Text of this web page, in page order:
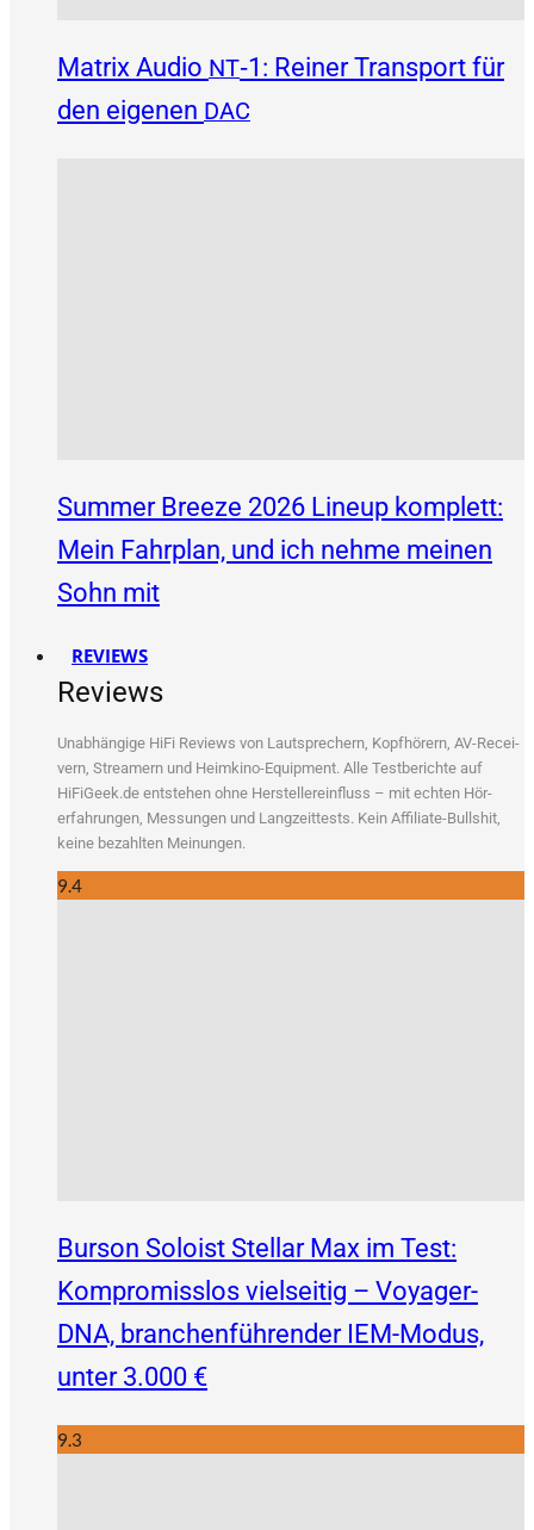
Matrix Audio NT‑1: Reiner Transport für
den eigenen DAC
Summer Breeze 2026 Lineup komplett:
Mein Fahrplan, und ich nehme meinen
Sohn mit
REVIEWS
Reviews
Unab­hän­gi­ge HiFi Reviews von Laut­spre­chern, Kopf­hö­rern, AV-Recei­
vern, Strea­mern und Heim­ki­no-Equip­ment. Alle Test­be­rich­te auf
HiFiGeek.de ent­ste­hen ohne Her­stel­ler­ein­fluss – mit ech­ten Hör­
erfah­run­gen, Mes­sun­gen und Lang­zeit­tests. Kein Affi­lia­te-Bull­shit,
kei­ne bezahl­ten Meinungen.
9.4
Burson Soloist Stellar Max im Test:
Kompromisslos vielseitig – Voyager-
DNA, branchenführender IEM-Modus,
unter 3.000 €
9.3